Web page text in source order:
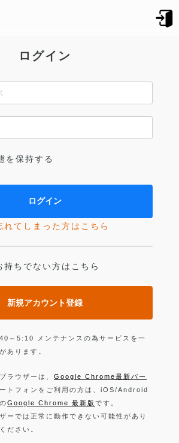
ログイン
を保持する
れてしまった方はこちら
持ちでない方はこちら
新規アカウント登録
～5:10 メンテナンスの為サービスを一
あります。
ラウザーは、 Google Chrome最新バー
トフォンをご利用の方は、iOS/Android
Google Chrome 最新版 です。
ーでは正常に動作できない可能性があり
ださい。